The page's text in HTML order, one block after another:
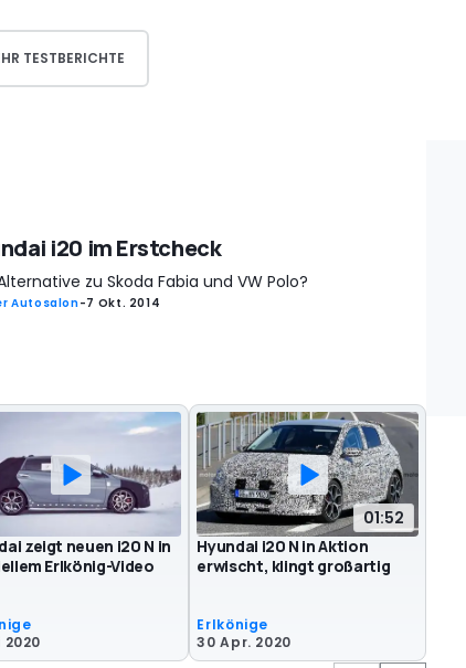
TESTBERICHTE
i20 im Erstcheck
zu Skoda Fabia und VW Polo?
Autosalon-7 Okt. 2014
zeigt neuen i20 N in
Erlkönig-Video
2020
01:52
Hyundai i20 N in Aktion
erwischt, klingt großartig
Erlkönige
30 Apr. 2020